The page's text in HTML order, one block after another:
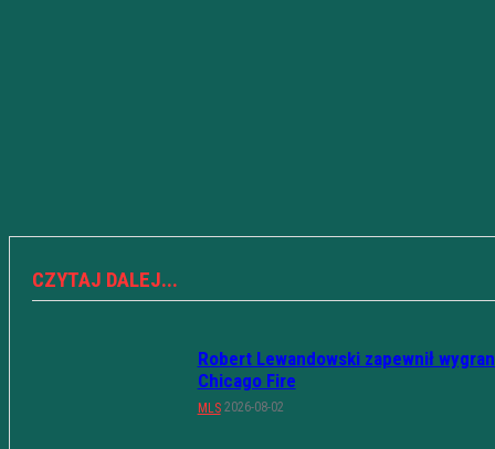
CZYTAJ DALEJ...
Robert Lewandowski zapewnił
Chicago Fire
MLS 2026-08-02